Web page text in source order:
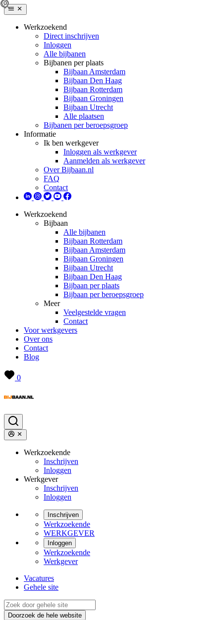
Werkzoekend
Direct inschrijven
Inloggen
Alle bijbanen
Bijbanen per plaats
Bijbaan Amsterdam
Bijbaan Den Haag
Bijbaan Rotterdam
Bijbaan Groningen
Bijbaan Utrecht
Alle plaatsen
Bijbanen per beroepsgroep
Informatie
Ik ben werkgever
Inloggen als werkgever
Aanmelden als werkgever
Over Bijbaan.nl
FAQ
Contact
Werkzoekend
Bijbaan
Alle bijbanen
Bijbaan Rotterdam
Bijbaan Amsterdam
Bijbaan Groningen
Bijbaan Utrecht
Bijbaan Den Haag
Bijbaan per plaats
Bijbaan per beroepsgroep
Meer
Veelgestelde vragen
Contact
Voor werkgevers
Over ons
Contact
Blog
0
Werkzoekende
Inschrijven
Inloggen
Werkgever
Inschrijven
Inloggen
Inschrijven
Werkzoekende
WERKGEVER
Inloggen
Werkzoekende
Werkgever
Vacatures
Gehele site